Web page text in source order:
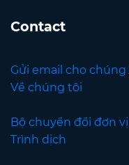
Contact
Gửi email cho chúng
Về chúng tôi
Bộ chuyển đổi đơn vị
Trình dịch